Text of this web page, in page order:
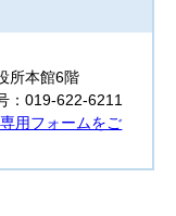
所本館6階
：019-622-6211
用フォームをご